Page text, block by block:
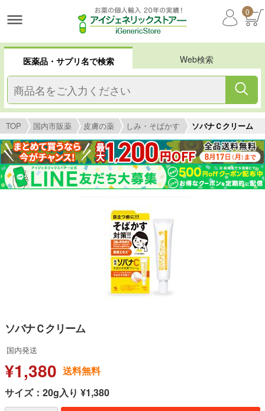
0
医薬品・サプリ名で検索 Web検索
TOP 国内市販薬 皮膚の薬 しみ・そばかす ソバナＣクリーム
ソバナＣクリーム
国内発送
¥1,380 送料無料
サイズ：20g入り ¥1,380